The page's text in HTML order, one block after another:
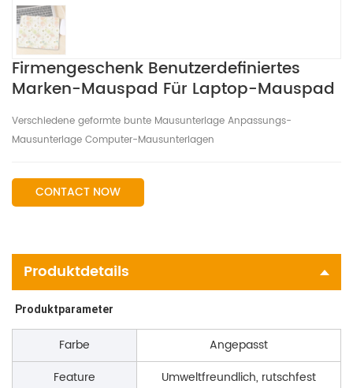
Firmengeschenk Benutzerdefiniertes
Marken-Mauspad Für Laptop-Mauspad
Verschiedene geformte bunte Mausunterlage Anpassungs-
Mausunterlage Computer-Mausunterlagen
CONTACT NOW
Produktdetails
Produktparameter
Farbe
Angepasst
Feature
Umweltfreundlich, rutschfest